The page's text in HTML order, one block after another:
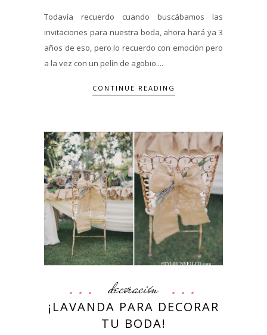
Todavía recuerdo cuando buscábamos las
invitaciones para nuestra boda, ahora hará ya 3
años de eso, pero lo recuerdo con emoción pero
a la vez con un pelín de agobio....
CONTINUE READING
decoración
¡LAVANDA PARA DECORAR
TU BODA!